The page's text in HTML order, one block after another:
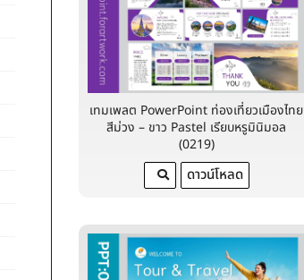
เทมเพลต PowerPoint ท่องเที่ยวเมืองไทย
สีม่วง – ขาว Pastel เรียบหรูมินิมอล
(0219)
ดาวน์โหลด